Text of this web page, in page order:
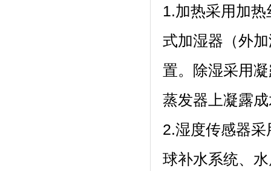
1.加热采用加热
式加湿器（外加
置。除湿采
蒸发器上凝露成
2.湿度传感器采用
球补水系统